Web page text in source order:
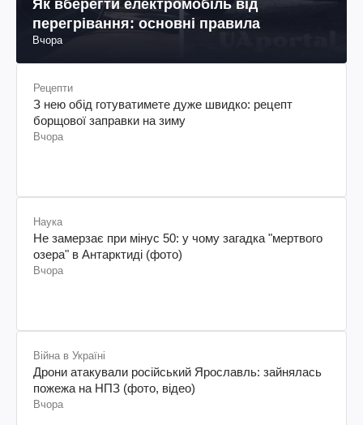
Як вберегти електромобіль від
перегрівання: основні правила
Вчора
Рецепти
З нею обід готуватимете дуже швидко: рецепт
борщової заправки на зиму
Вчора
Наука
Не замерзає при мінус 50: у чому загадка "мертвого
озера" в Антарктиді (фото)
Вчора
Війна в Україні
Дрони атакували російський Ярославль: зайнялась
пожежа на НПЗ (фото, відео)
Вчора